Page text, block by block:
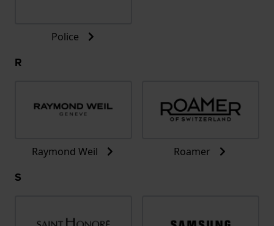
Police
R
Raymond Weil Roamer
S